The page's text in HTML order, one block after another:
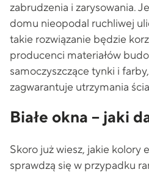
zabrudzenia i zarysowania.
domu nieopodal ruchliwej
takie rozwiązanie będzie
producenci materiałów
samoczyszczące tynki i
zagwarantuje utrzymania
Białe okna – jaki
Skoro już wiesz, jakie kolory
sprawdzą się w przypadku